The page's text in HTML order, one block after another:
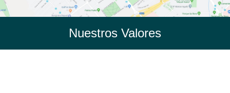
Nuestros Valores